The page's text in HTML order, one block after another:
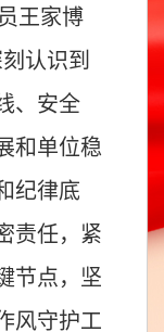
王家博
认识到
、安全
和单位稳
纪律底
责任，紧
节点，坚
风守护工